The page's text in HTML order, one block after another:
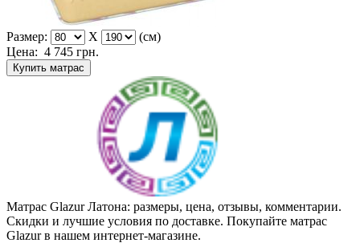
Размер: X
(см)
Цена: 4 745 грн.
Купить матрас
Матрас Glazur Латона: размеры, цена, отзывы, комментарии.
Скидки и лучшие условия по доставке. Покупайте матрас
Glazur в нашем интернет-магазине.